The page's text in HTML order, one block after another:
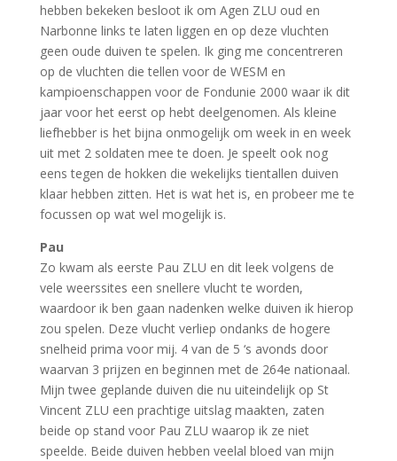
hebben bekeken besloot ik om Agen ZLU oud en
Narbonne links te laten liggen en op deze vluchten
geen oude duiven te spelen. Ik ging me concentreren
op de vluchten die tellen voor de WESM en
kampioenschappen voor de Fondunie 2000 waar ik dit
jaar voor het eerst op hebt deelgenomen. Als kleine
liefhebber is het bijna onmogelijk om week in en week
uit met 2 soldaten mee te doen. Je speelt ook nog
eens tegen de hokken die wekelijks tientallen duiven
klaar hebben zitten. Het is wat het is, en probeer me te
focussen op wat wel mogelijk is.
Pau
Zo kwam als eerste Pau ZLU en dit leek volgens de
vele weerssites een snellere vlucht te worden,
waardoor ik ben gaan nadenken welke duiven ik hierop
zou spelen. Deze vlucht verliep ondanks de hogere
snelheid prima voor mij. 4 van de 5 ‘s avonds door
waarvan 3 prijzen en beginnen met de 264e nationaal.
Mijn twee geplande duiven die nu uiteindelijk op St
Vincent ZLU een prachtige uitslag maakten, zaten
beide op stand voor Pau ZLU waarop ik ze niet
speelde. Beide duiven hebben veelal bloed van mijn